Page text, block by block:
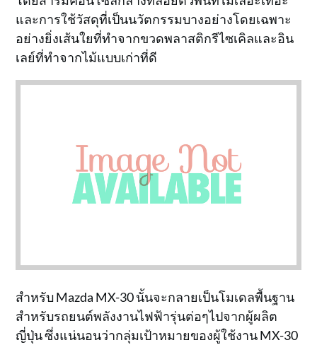
และการใช้วัสดุที่เป็นนวัตกรรมบางอย่างโดยเฉพาะ
อย่างยิ่งเส้นใยที่ทำจากขวดพลาสติกรีไซเคิลและอิน
เลย์ที่ทำจากไม้แบบเก่าที่ดี
สำหรับ Mazda MX-30 นั้นจะกลายเป็นโมเดลพื้นฐาน
สำหรับรถยนต์พลังงานไฟฟ้ารุ่นต่อๆไปจากผู้ผลิต
ญี่ปุ่น ซึ่งแน่นอนว่ากลุ่มเป้าหมายของผู้ใช้งาน MX-30